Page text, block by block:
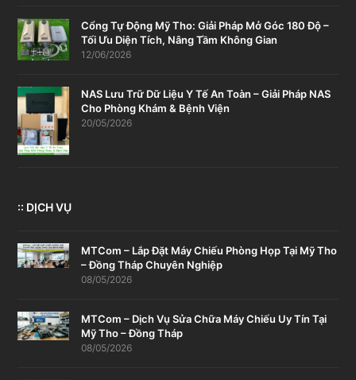
Cổng Tự Động Mỹ Tho: Giải Pháp Mở Góc 180 Độ –
Tối Ưu Diện Tích, Nâng Tầm Không Gian
12/06/2026
NAS Lưu Trữ Dữ Liệu Y Tế An Toàn – Giải Pháp NAS
Cho Phòng Khám & Bệnh Viện
20/05/2026
:: DỊCH VỤ
MTCom – Lắp Đặt Máy Chiếu Phòng Họp Tại Mỹ Tho
– Đồng Tháp Chuyên Nghiệp
08/05/2026
MTCom – Dịch Vụ Sửa Chữa Máy Chiếu Uy Tín Tại
Mỹ Tho – Đồng Tháp
08/05/2026